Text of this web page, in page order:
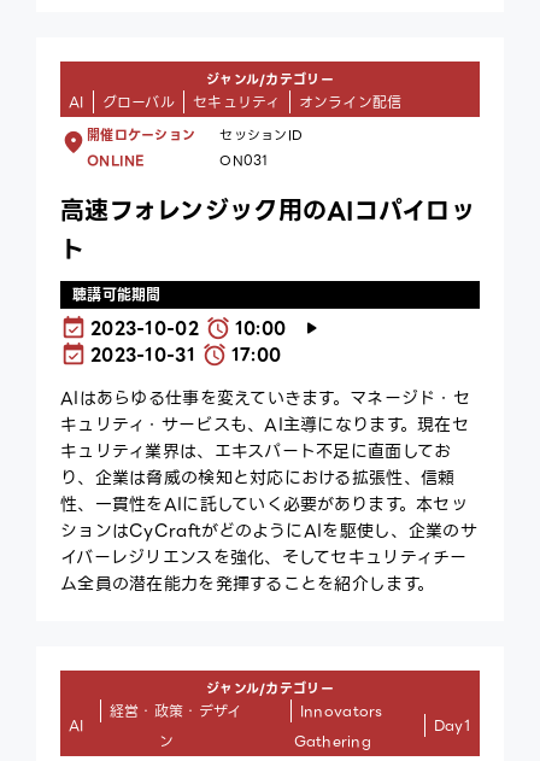
ジャンル/カテゴリー
AI グローバル セキュリティ オンライン配信
開催ロケーション
ONLINE
セッションID
ON031
高速フォレンジック用のAIコパイロッ
ト
聴講可能期間
2023-10-02
10:00
2023-10-31
17:00
AIはあらゆる仕事を変えていきます。マネージド・セ
キュリティ・サービスも、AI主導になります。現在セ
キュリティ業界は、エキスパート不足に直面してお
り、企業は脅威の検知と対応における拡張性、信頼
性、一貫性をAIに託していく必要があります。本セッ
ションはCyCraftがどのようにAIを駆使し、企業のサ
イバーレジリエンスを強化、そしてセキュリティチー
ム全員の潜在能力を発揮することを紹介します。
ジャンル/カテゴリー
AI
経営・政策・デザイ
ン
Innovators
Gathering
Day1